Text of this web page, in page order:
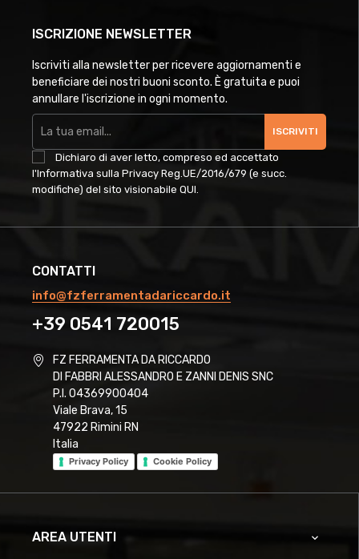
ISCRIZIONE NEWSLETTER
Iscriviti alla newsletter per ricevere aggiornamenti e
beneficiare dei nostri buoni sconto. È gratuita e puoi
annullare l'iscrizione in ogni momento.
ISCRIVITI
Dichiaro di aver letto, compreso ed accettato
l'Informativa sulla Privacy Reg.UE/2016/679 (e succ.
modifiche) del sito visionabile QUI
CONTATTI
info@fzferramentadariccardo.it
+39 0541 720015
FZ FERRAMENTA DA RICCARDO
DI FABBRI ALESSANDRO E ZANNI DENIS SNC
P.I. 04369900404
Viale Brava, 15
47922 Rimini RN
Italia
Privacy Policy Cookie Policy
AREA UTENTI 